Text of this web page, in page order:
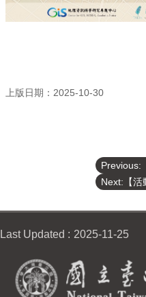
上版日期：2025-10-30
Last Updated 2025-11-25